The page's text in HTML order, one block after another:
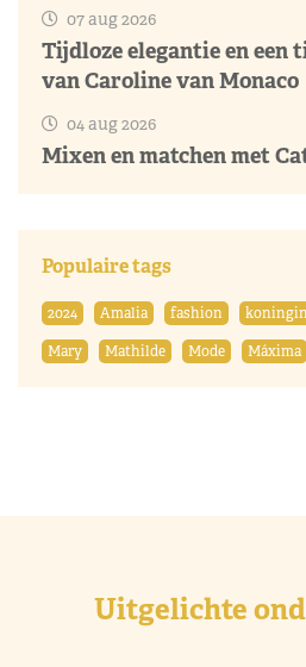
07 aug 2026
Tijdloze elegantie en een
van Caroline van Monaco
04 aug 2026
Mixen en matchen met
Populaire tags
2024 Amalia fashion
Mary
Mathilde Mode Máxima
Uitgelichte